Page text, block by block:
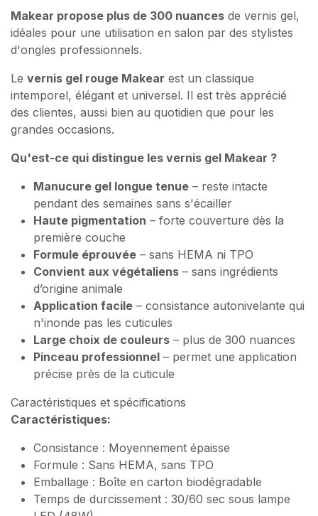
Makear propose plus de 300 nuances de vernis gel,
idéales pour une utilisation en salon par des stylistes
d'ongles professionnels.
Le vernis gel rouge Makear est un classique
intemporel, élégant et universel. Il est très apprécié
des clientes, aussi bien au quotidien que pour les
grandes occasions.
Qu'est-ce qui distingue les vernis gel Makear ?
Manucure gel longue tenue – reste intacte
pendant des semaines sans s'écailler
Haute pigmentation – forte couverture dès la
première couche
Formule éprouvée – sans HEMA ni TPO
Convient aux végétaliens – sans ingrédients
d’origine animale
Application facile – consistance autonivelante qui
n'inonde pas les cuticules
Large choix de couleurs – plus de 300 nuances
Pinceau professionnel – permet une application
précise près de la cuticule
Caractéristiques et spécifications
Caractéristiques:
Consistance : Moyennement épaisse
Formule : Sans HEMA, sans TPO
Emballage : Boîte en carton biodégradable
Temps de durcissement : 30/60 sec sous lampe